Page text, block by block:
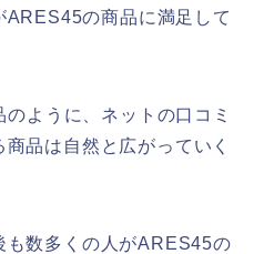
ARES45の商品に満足して
ように、ネットの口コミ
品は自然と広がっていく
も数多くの人がARES45の